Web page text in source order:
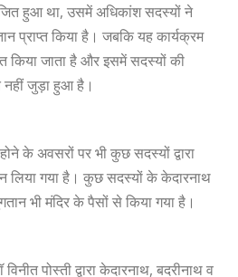
हुआ था, उसमें अधिकांश सदस्यों ने
प्राप्त किया है। जबकि यह कार्यक्रम
किया जाता है और इसमें सदस्यों की
नहीं जुड़ा हुआ है।
के अवसरों पर भी कुछ सदस्यों द्वारा
लिया गया है। कुछ सदस्यों के केदारनाथ
भी मंदिर के पैसों से किया गया है।
पोस्ती द्वारा केदारनाथ, बदरीनाथ व